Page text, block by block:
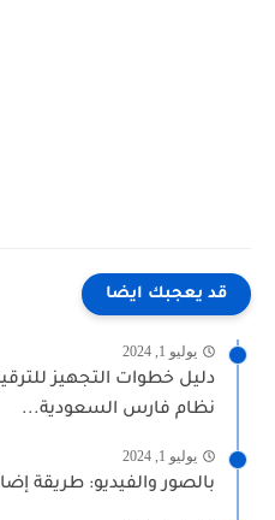
قد يعجبك ايضا
يوليو 1, 2024
دليل خطوات التجهيز
نظام فارس السعودية...
يوليو 1, 2024
بالصور والفيديو: طريقة